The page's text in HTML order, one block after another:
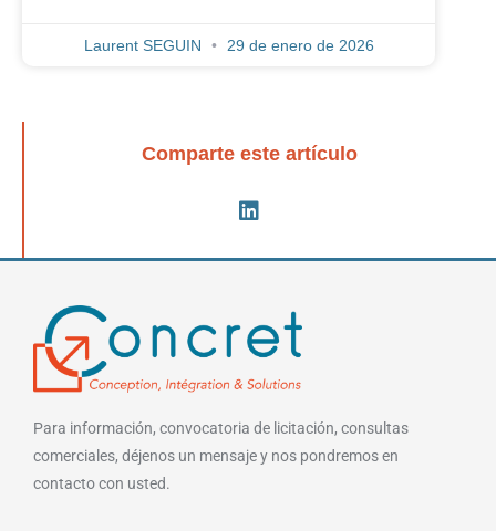
Laurent SEGUIN 29 de enero de 2026
Comparte este artículo
Para información, convocatoria de licitación, consultas
comerciales, déjenos un mensaje y nos pondremos en
contacto con usted.